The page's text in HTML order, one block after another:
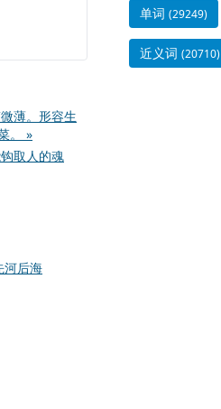
薄。形容生
。 »
取人的魂
河后海
单词 (29249)
近义词 (20710)